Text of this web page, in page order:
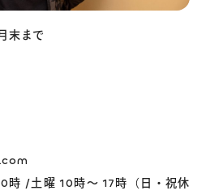
末まで
時 /土曜 10時～ 17時（日・祝休